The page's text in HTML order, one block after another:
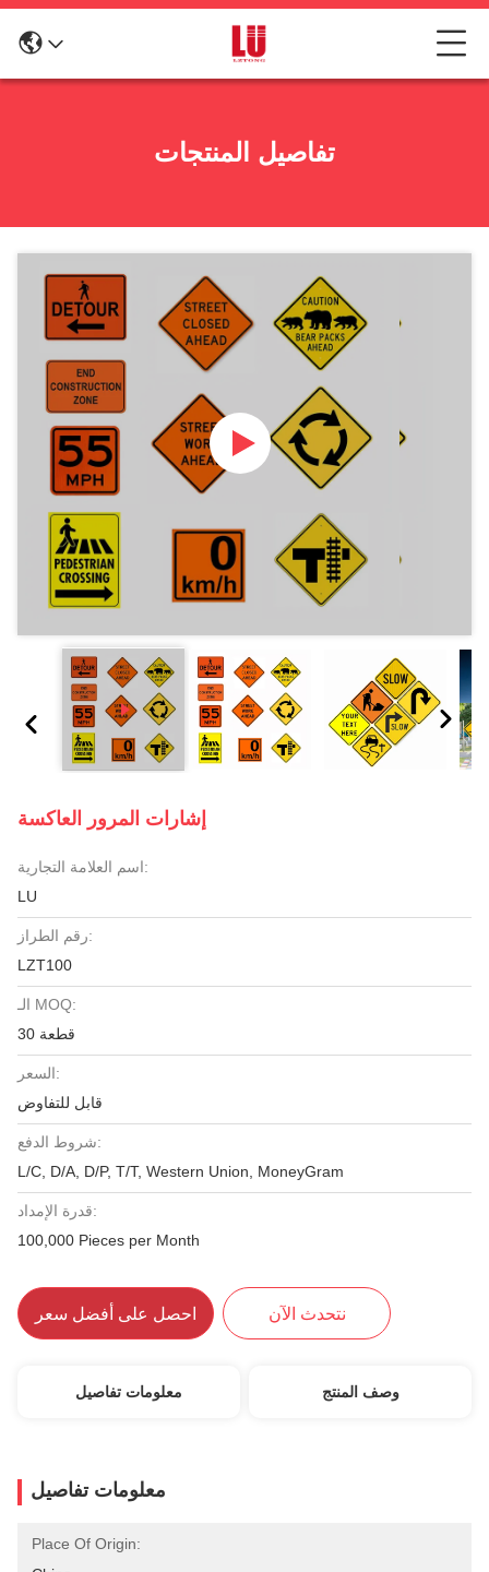
تفاصيل المنتجات
إشارات المرور العاكسة
اسم العلامة التجارية:
LU
رقم الطراز:
LZT100
الـ MOQ:
30 قطعة
السعر:
قابل للتفاوض
شروط الدفع:
L/C, D/A, D/P, T/T, Western Union, MoneyGram
قدرة الإمداد:
100,000 Pieces per Month
احصل على أفضل سعر نتحدث الآن
معلومات تفاصيل وصف المنتج
معلومات تفاصيل
Place Of Origin: